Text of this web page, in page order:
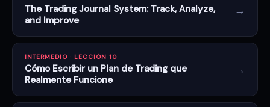
The Trading Journal System: Track, Analyze,
and Improve
→
INTERMEDIO · LECCIÓN 10
Cómo Escribir un Plan de Trading que
Realmente Funcione
→